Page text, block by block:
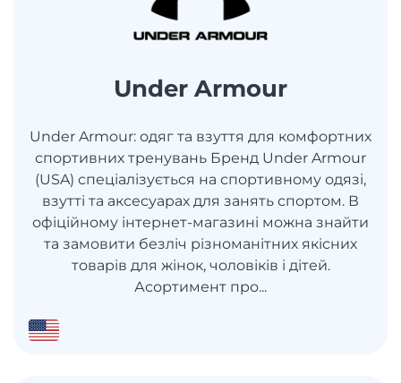
Under Armour
Under Armour: одяг та взуття для комфортних
спортивних тренувань Бренд Under Armour
(USA) спеціалізується на спортивному одязі,
взутті та аксесуарах для занять спортом. В
офіційному інтернет-магазині можна знайти
та замовити безліч різноманітних якісних
товарів для жінок, чоловіків і дітей.
Асортимент про...